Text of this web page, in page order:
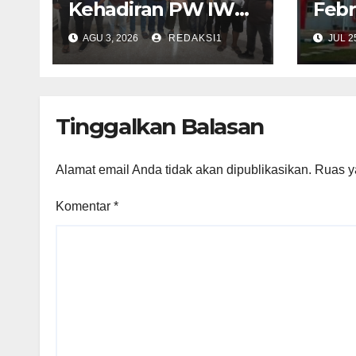
Kehadiran PW IWO
Babel & IMC,
Walikota
Pangkalpinang
AGU 3, 2026 REDAKSI1 JUL
Tinggalkan Balasan
Alamat email Anda tidak akan dipublikasikan. Ruas
Komentar *